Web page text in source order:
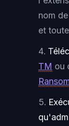
nom
et
TM ou